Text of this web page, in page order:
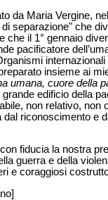
da Maria Vergine,
separazione" che
che il 1° gennaio
pacificatore
insieme ai
umana, cuore della
grande edificio della
non relativo,
riconoscimento e
fiducia la nostra
guerra e della
e coraggiosi